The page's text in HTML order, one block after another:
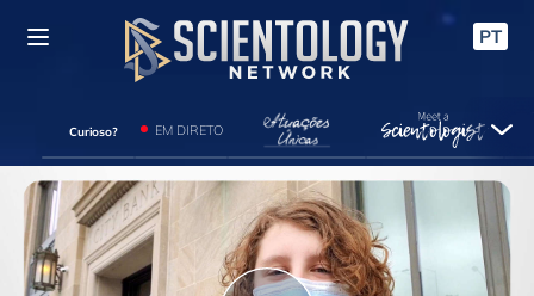
PT
Curioso? EM DIRETO